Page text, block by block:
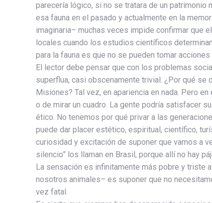
parecería lógico, si no se tratara de un patrimonio
esa fauna en el pasado y actualmente en la
imaginaria– muchas veces impide confirmar que
locales cuando los estudios científicos
para la fauna es que no se pueden tomar
El lector debe pensar que con los problemas
superflua, casi obscenamente trivial. ¿Por qué se
Misiones? Tal vez, en apariencia en nada. Pero
o de mirar un cuadro. La gente podría satisfacer
ético. No tenemos por qué privar a las
puede dar placer estético, espiritual, científico,
curiosidad y excitación de suponer que vamos a
silencio” los llaman en Brasil, porque allí no hay
La sensación es infinitamente más pobre y triste
nosotros animales– es suponer que no
vez fatal.